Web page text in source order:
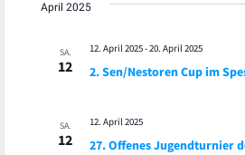
April 2025
SA.
12 2. Sen/Nestoren Cup im
12. April 2025-20. April 2025
SA.
12
27. Offenes Jugendturnier
12. April 2025